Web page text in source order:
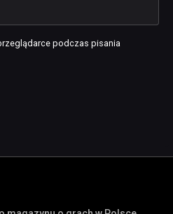
podczas pisania